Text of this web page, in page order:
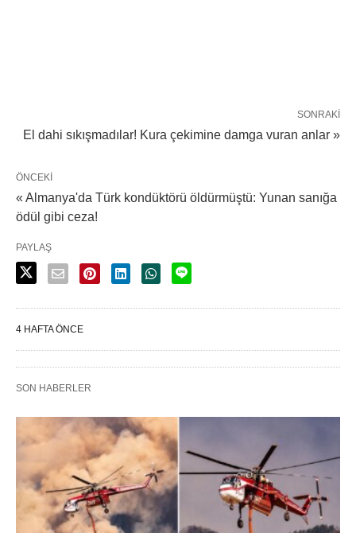
SONRAKI
El dahi sıkışmadılar! Kura çekimine damga vuran anlar »
ÖNCEKI
« Almanya'da Türk kondüktörü öldürmüştü: Yunan sanığa
ödül gibi ceza!
PAYLAŞ
4 HAFTA ÖNCE
SON HABERLER